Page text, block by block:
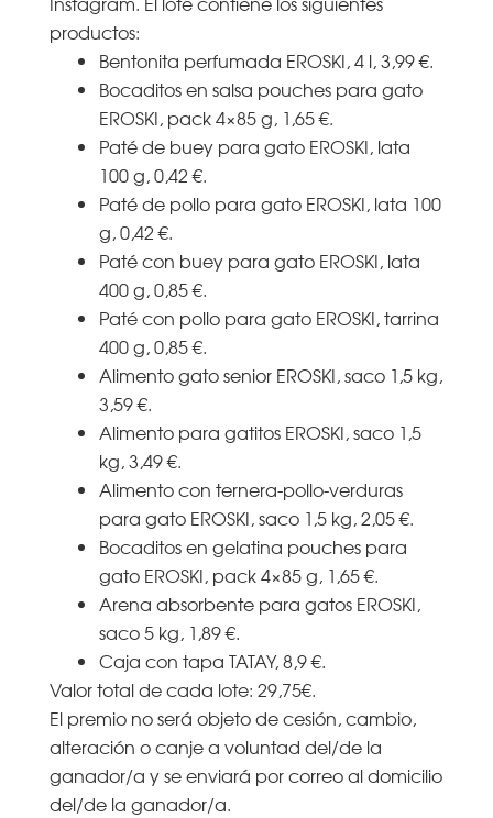
productos:
Bentonita perfumada EROSKI, 4 l, 3,99 €.
Bocaditos en salsa pouches para gato
EROSKI, pack 4×85 g, 1,65 €.
Paté de buey para gato EROSKI, lata
100 g, 0,42 €.
Paté de pollo para gato EROSKI, lata 100
g, 0,42 €.
Paté con buey para gato EROSKI, lata
400 g, 0,85 €.
Paté con pollo para gato EROSKI, tarrina
400 g, 0,85 €.
Alimento gato senior EROSKI, saco 1,5 kg,
3,59 €.
Alimento para gatitos EROSKI, saco 1,5
kg, 3,49 €.
Alimento con ternera-pollo-verduras
para gato EROSKI, saco 1,5 kg, 2,05 €.
Bocaditos en gelatina pouches para
gato EROSKI, pack 4×85 g, 1,65 €.
Arena absorbente para gatos EROSKI,
saco 5 kg, 1,89 €.
Caja con tapa TATAY, 8,9 €.
Valor total de cada lote: 29,75€.
El premio no será objeto de cesión, cambio,
alteración o canje a voluntad del/de la
ganador/a y se enviará por correo al domicilio
del/de la ganador/a.